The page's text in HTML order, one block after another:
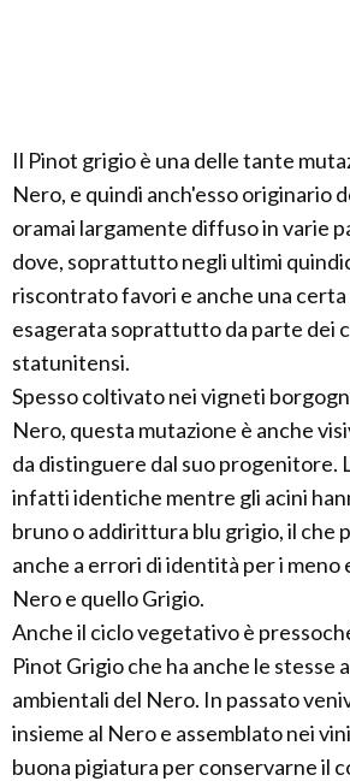
Il Pinot grigio è una delle tante
Nero, e quindi anch'esso originario
oramai largamente diffuso in varie
dove, soprattutto negli ultimi
riscontrato favori e anche una
esagerata soprattutto da parte dei
statunitensi.
Spesso coltivato nei vigneti
Nero, questa mutazione è anche
da distinguere dal suo progenitore.
infatti identiche mentre gli acini
bruno o addirittura blu grigio, il che
anche a errori di identità per i meno
Nero e quello Grigio.
Anche il ciclo vegetativo è
Pinot Grigio che ha anche le stesse
ambientali del Nero. In passato
insieme al Nero e assemblato nei
buona pigiatura per conservarne il